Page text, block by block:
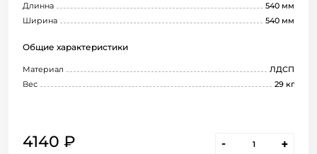
4140 ₽ - +
Длинна
540 мм
Ширина
540 мм
Общие характеристики
Материал
ЛДСП
Вес
29 кг